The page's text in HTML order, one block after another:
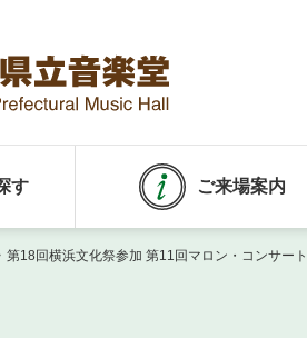
す ご来場案内
第18回横浜文化祭参加 第11回マロン・コンサート